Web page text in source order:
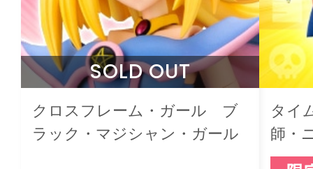
SOLD OUT
クロスフレーム・ガール ブ
ラック・マジシャン・ガール
タイ
師・
るみ